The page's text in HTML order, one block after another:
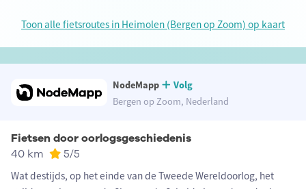
Toon alle fietsroutes in Heimolen (Bergen op Zoom) op kaart
NodeMapp
Volg
Bergen op Zoom, Nederland
Fietsen door oorlogsgeschiedenis
40 km 5/5
Wat destijds, op het einde van de Tweede Wereldoorlog, het